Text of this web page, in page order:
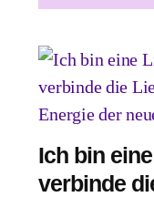
Ich bin
verbinde